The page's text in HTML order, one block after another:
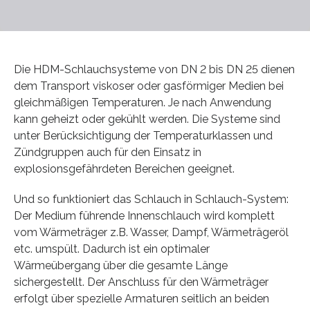
Die HDM-Schlauchsysteme von DN 2 bis DN 25 dienen
dem Transport viskoser oder gasförmiger Medien bei
gleichmäßigen Temperaturen. Je nach Anwendung
kann geheizt oder gekühlt werden. Die Systeme sind
unter Berücksichtigung der Temperaturklassen und
Zündgruppen auch für den Einsatz in
explosionsgefährdeten Bereichen geeignet.
Und so funktioniert das Schlauch in Schlauch-System:
Der Medium führende Innenschlauch wird komplett
vom Wärmeträger z.B. Wasser, Dampf, Wärmeträgeröl
etc. umspült. Dadurch ist ein optimaler
Wärmeübergang über die gesamte Länge
sichergestellt. Der Anschluss für den Wärmeträger
erfolgt über spezielle Armaturen seitlich an beiden